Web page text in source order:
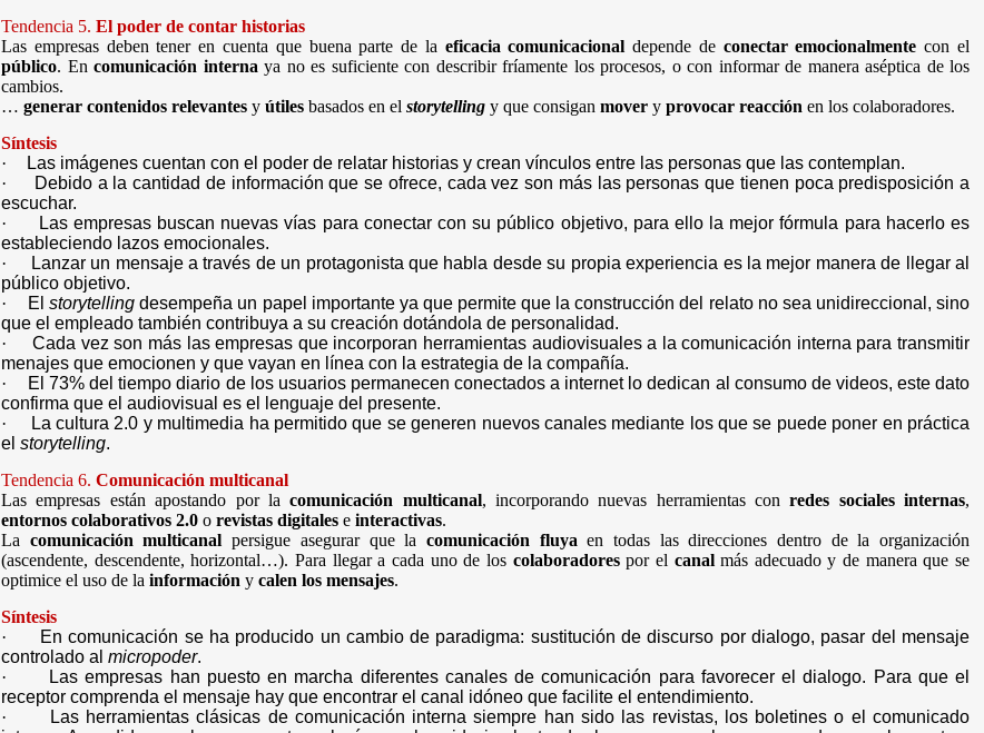
Tendencia 5.El poder de contar historias
Las empresas deben tener en cuenta que buena parte de la eficacia comunicacional depende de conectar emocionalmente con el
público. Encomunicación interna ya no es suficiente con describir fríamente los procesos, o con informar de manera aséptica de los
cambios.
…generar contenidos relevantes yútiles basados en elstorytelling y que consiganmover yprovocar reacción en los colaboradores.
Síntesis
·
Las imágenes cuentan con el poder de relatar historias y crean vínculos entre las personas que las contemplan.
·
Debido a la cantidad de información que se ofrece, cada vez son más las personas que tienen poca predisposición a
escuchar.
·
Las empresas buscan nuevas vías para conectar con su público objetivo, para ello la mejor fórmula para hacerlo es
estableciendo lazos emocionales.
·
Lanzar un mensaje a través de un protagonista que habla desde su propia experiencia es la mejor manera de llegar al
público objetivo.
·
Elstorytelling desempeña un papel importante ya que permite que la construcción del relato no sea unidireccional, sino
que el empleado también contribuya a su creación dotándola de personalidad.
·
Cada vez son más las empresas que incorporan herramientas audiovisuales a la comunicación interna para transmitir
menajes que emocionen y que vayan en línea con la estrategia de la compañía.
·
El 73% del tiempo diario de los usuarios permanecen conectados a internet lo dedican al consumo de videos, este dato
confirma que el audiovisual es el lenguaje del presente.
·
La cultura 2.0 y multimedia ha permitido que se generen nuevos canales mediante los que se puede poner en práctica
elstorytelling.
Tendencia 6.Comunicación multicanal
Las empresas están apostando por lacomunicación multicanal, incorporando nuevas herramientas conredes sociales internas,
entornos colaborativos 2.0 orevistas digitales einteractivas.
La comunicación multicanal persigue asegurar que la comunicación fluya en todas las direcciones dentro de la organización
(ascendente, descendente, horizontal…). Para llegar a cada uno de los colaboradorespor el canalmás adecuado y de manera que se
optimice el uso de lainformación ycalen los mensajes.
Síntesis
·
En comunicación se ha producido un cambio de paradigma: sustitución de discurso por dialogo, pasar del mensaje
controlado almicropoder.
·
Las empresas han puesto en marcha diferentes canales de comunicación para favorecer el dialogo. Para que el
receptor comprenda el mensaje hay que encontrar el canal idóneo que facilite el entendimiento.
·
Las herramientas clásicas de comunicación interna siempre han sido las revistas, los boletines o el comunicado